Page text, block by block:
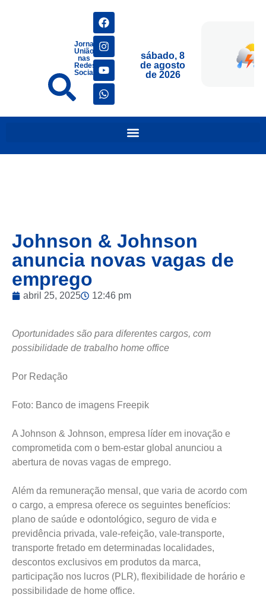
Jornais
União
nas
Redes
Sociais
sábado, 8
de agosto
de 2026
Johnson & Johnson
anuncia novas vagas de
emprego
abril 25, 2025 12:46 pm
Oportunidades são para diferentes cargos, com
possibilidade de trabalho home office
Por Redação
Foto: Banco de imagens Freepik
A Johnson & Johnson, empresa líder em inovação e
comprometida com o bem-estar global anunciou a
abertura de novas vagas de emprego.
Além da remuneração mensal, que varia de acordo com
o cargo, a empresa oferece os seguintes benefícios:
plano de saúde e odontológico, seguro de vida e
previdência privada, vale-refeição, vale-transporte,
transporte fretado em determinadas localidades,
descontos exclusivos em produtos da marca,
participação nos lucros (PLR), flexibilidade de horário e
possibilidade de home office.